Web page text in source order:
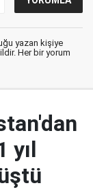
yazan kişiye
Her bir yorum